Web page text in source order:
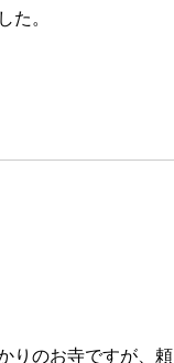
た。
りのお寺ですが、頼